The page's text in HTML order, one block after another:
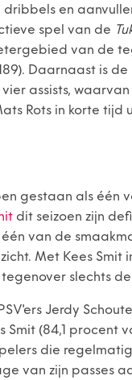
en
spel van de
van de
Daarnaast is
assists,
Rots in korte
gestaan als één
dit seizoen zijn
van de
Met Kees
slechts
Jerdy
Smit (84,1 procent
die
van zijn passes